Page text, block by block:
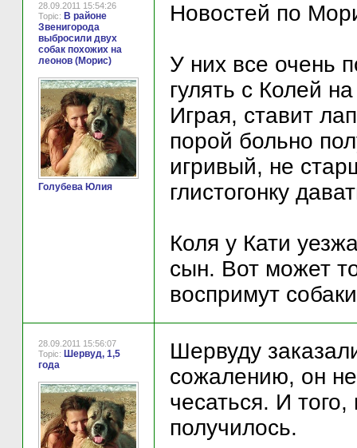
28.09.2011 15:54:26
Topic: В районе
Звенигорода
выбросили двух
собак похожих на
леонов (Морис)
Голубева Юлия
Новостей по
У них все очень
гулять с Колей
Играя, ставит
порой больно
игривый, не
глистогонку
Коля у Кати
сын. Вот может
воспримут
28.09.2011 15:56:07
Topic: Шервуд, 1,5
года
Шервуду
сожалению, он
чесаться. И
получилось.